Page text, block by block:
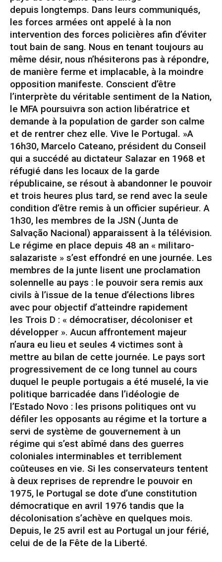
depuis longtemps. Dans leurs communiqués,
les forces armées ont appelé à la non
intervention des forces policières afin d’éviter
tout bain de sang. Nous en tenant toujours au
même désir, nous n’hésiterons pas à répondre,
de manière ferme et implacable, à la moindre
opposition manifeste. Conscient d’être
l’interprète du véritable sentiment de la Nation,
le MFA poursuivra son action libératrice et
demande à la population de garder son calme
et de rentrer chez elle. Vive le Portugal. »A
16h30, Marcelo Cateano, président du Conseil
qui a succédé au dictateur Salazar en 1968 et
réfugié dans les locaux de la garde
républicaine, se résout à abandonner le pouvoir
et trois heures plus tard, se rend avec la seule
condition d’être remis à un officier supérieur. A
1h30, les membres de la JSN (Junta de
Salvação Nacional) apparaissent à la télévision.
Le régime en place depuis 48 an « militaro-
salazariste » s’est effondré en une journée. Les
membres de la junte lisent une proclamation
solennelle au pays : le pouvoir sera remis aux
civils à l’issue de la tenue d’élections libres
avec pour objectif d’atteindre rapidement
les Trois D : « démocratiser, décoloniser et
développer ». Aucun affrontement majeur
n’aura eu lieu et seules 4 victimes sont à
mettre au bilan de cette journée. Le pays sort
progressivement de ce long tunnel au cours
duquel le peuple portugais a été muselé, la vie
politique barricadée dans l’idéologie de
l’Estado Novo : les prisons politiques ont vu
défiler les opposants au régime et la torture a
servi de système de gouvernement à un
régime qui s’est abîmé dans des guerres
coloniales interminables et terriblement
coûteuses en vie. Si les conservateurs tentent
à deux reprises de reprendre le pouvoir en
1975, le Portugal se dote d’une constitution
démocratique en avril 1976 tandis que la
décolonisation s’achève en quelques mois.
Depuis, le 25 avril est au Portugal un jour férié,
celui de de la Fête de la Liberté.